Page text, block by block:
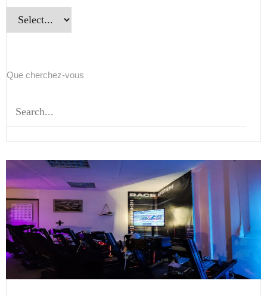
Que cherchez-vous